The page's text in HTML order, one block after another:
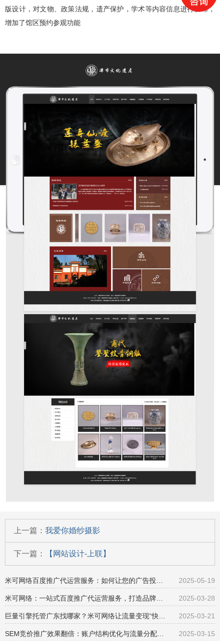
版设计，对文物、政策法规，遗产保护，学术等内容信息进行发布，
增加了馆区预约参观功能
上一篇：我爱你婚纱摄影
下一篇： 【网站设计-上联】
2025-05-19
2025-03-28
2025-03-21
2025-03-15